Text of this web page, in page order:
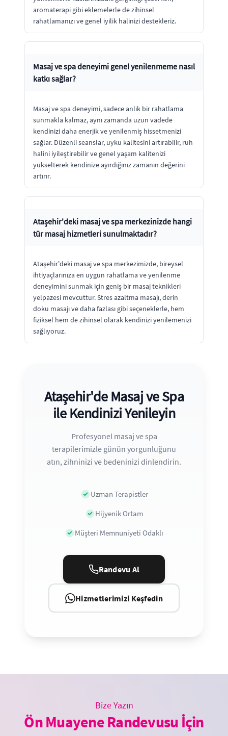
aromaterapi gibi eklemelerle de zihinsel
rahatlamanızı ve genel iyilik halinizi destekleriz.
Masaj ve spa deneyimi genel yenilenmeme nasıl
katkı sağlar?
Masaj ve spa deneyimi, sadece anlık bir rahatlama
sunmakla kalmaz, aynı zamanda uzun vadede
kendinizi daha enerjik ve yenilenmiş hissetmenizi
sağlar. Düzenli seanslar, uyku kalitesini artırabilir, ruh
halini iyileştirebilir ve genel yaşam kalitenizi
yükselterek kendinize ayırdığınız zamanın değerini
artırır.
Ataşehir'deki masaj ve spa merkezinizde hangi
tür masaj hizmetleri sunulmaktadır?
Ataşehir'deki masaj ve spa merkezimizde, bireysel
ihtiyaçlarınıza en uygun rahatlama ve yenilenme
deneyimini sunmak için geniş bir masaj teknikleri
yelpazesi mevcuttur. Stres azaltma masajı, derin
doku masajı ve daha fazlası gibi seçeneklerle, hem
fiziksel hem de zihinsel olarak kendinizi yenilemenizi
sağlıyoruz.
Ataşehir'de Masaj ve Spa
ile Kendinizi Yenileyin
Profesyonel masaj ve spa
terapilerimizle günün yorgunluğunu
atın, zihninizi ve bedeninizi dinlendirin.
Uzman Terapistler
Hijyenik Ortam
Müşteri Memnuniyeti Odaklı
Randevu Al
Hizmetlerimizi Keşfedin
Bize Yazın
Ön Muayene Randevusu İçin